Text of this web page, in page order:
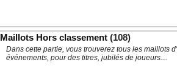
Maillots Hors classement (108)
Dans cette partie, vous trouverez tous les maillots
événements, pour des titres, jubilés de joueurs....